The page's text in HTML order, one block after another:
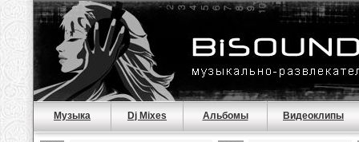
Музыка Dj Mixes Альбомы Видеоклипы